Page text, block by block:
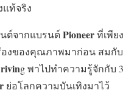
แท้จริง
นต์จากแบรนด์Pioneerที่เพียง
องของคุณภาพมาก่อน สมกับ
g พาไปทำความรู้จักกับ 3
ย่อโลกความบันเทิงมาไว้